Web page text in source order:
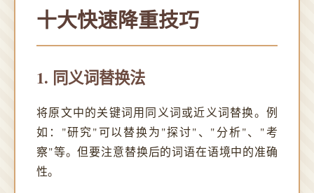
十大快速降重技巧
1. 同义词替换法
将原文中的关键词用同义词或近义词替换。例
如："研究"可以替换为"探讨"、"分析"、"考
察"等。但要注意替换后的词语在语境中的准确
性。